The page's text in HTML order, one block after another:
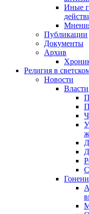
Иные
Публикации
Документы
Архив
Религия в
Новости
Власти